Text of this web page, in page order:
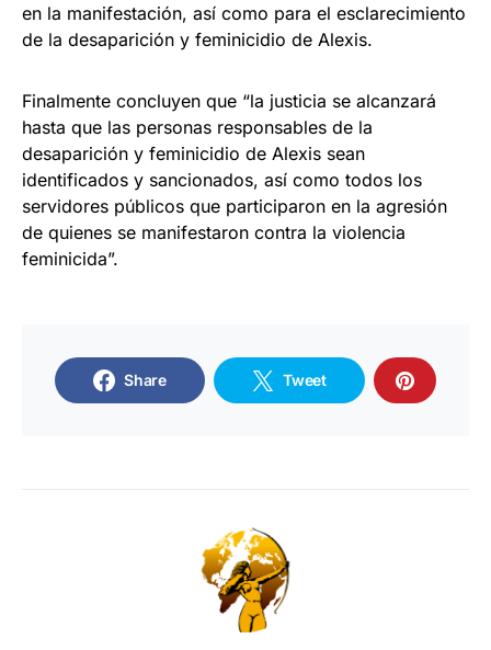
en la manifestación, así como para el esclarecimiento
de la desaparición y feminicidio de Alexis.
Finalmente concluyen que “la justicia se alcanzará
hasta que las personas responsables de la
desaparición y feminicidio de Alexis sean
identificados y sancionados, así como todos los
servidores públicos que participaron en la agresión
de quienes se manifestaron contra la violencia
feminicida”.
Share Tweet